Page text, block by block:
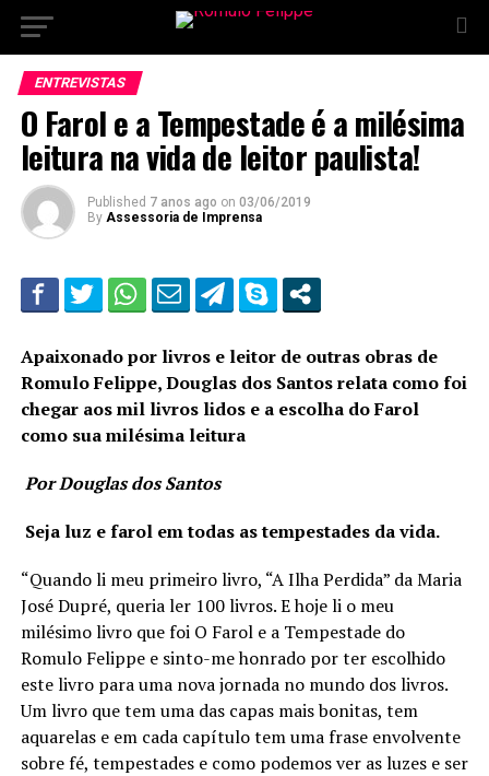
ENTREVISTAS
O Farol e a Tempestade é a milésima
leitura na vida de leitor paulista!
Published 7 anos ago on 03/06/2019
By Assessoria de Imprensa
Apaixonado por livros e leitor de outras obras de
Romulo Felippe, Douglas dos Santos relata como foi
chegar aos mil livros lidos e a escolha do Farol
como sua milésima leitura
Por Douglas dos Santos
Seja luz e farol em todas as tempestades da vida.
“Quando li meu primeiro livro, “A Ilha Perdida” da Maria
José Dupré, queria ler 100 livros. E hoje li o meu
milésimo livro que foi O Farol e a Tempestade do
Romulo Felippe e sinto-me honrado por ter escolhido
este livro para uma nova jornada no mundo dos livros.
Um livro que tem uma das capas mais bonitas, tem
aquarelas e em cada capítulo tem uma frase envolvente
sobre fé, tempestades e como podemos ver as luzes e ser